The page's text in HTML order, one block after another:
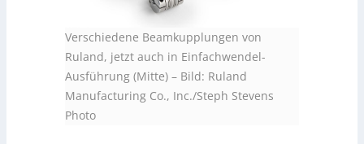
Verschiedene Beamkupplungen von
Ruland, jetzt auch in Einfachwendel-
Ausführung (Mitte) – Bild: Ruland
Manufacturing Co., Inc./Steph Stevens
Photo